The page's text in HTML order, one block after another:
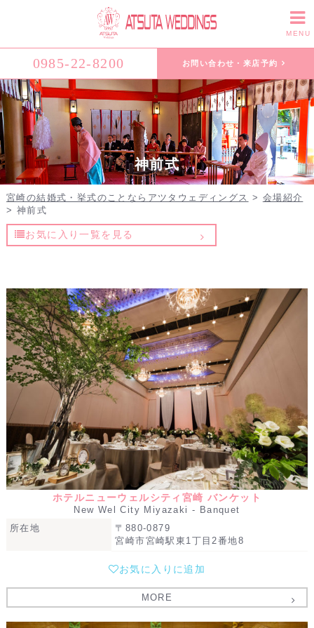
0985-22-8200 お問い合わせ・来店予約
MENU
神前式
宮崎の結婚式・挙式のことならアツタウェディングス > 会場紹介
> 神前式
お気に入り一覧を見る
ホテルニューウェルシティ宮崎 バンケット
New Wel City Miyazaki - Banquet
所在地
〒880-0879
宮崎市宮崎駅東1丁目2番地8
お気に入りに追加
MORE